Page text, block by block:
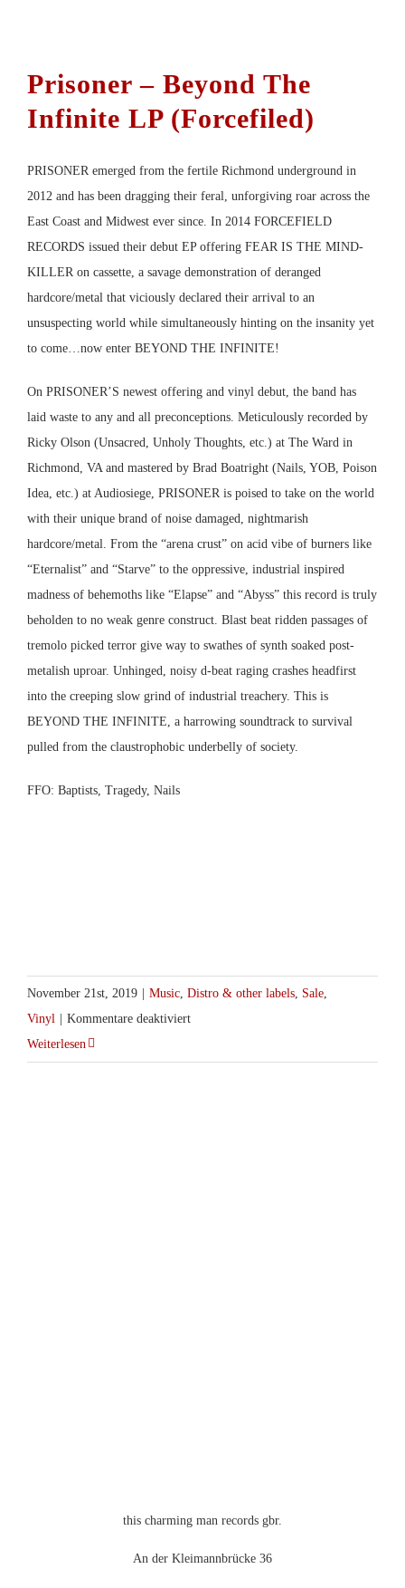
Prisoner – Beyond The
Infinite LP (Forcefiled)
PRISONER emerged from the fertile Richmond underground in
2012 and has been dragging their feral, unforgiving roar across the
East Coast and Midwest ever since. In 2014 FORCEFIELD
RECORDS issued their debut EP offering FEAR IS THE MIND-
KILLER on cassette, a savage demonstration of deranged
hardcore/metal that viciously declared their arrival to an
unsuspecting world while simultaneously hinting on the insanity yet
to come…now enter BEYOND THE INFINITE!
On PRISONER’S newest offering and vinyl debut, the band has
laid waste to any and all preconceptions. Meticulously recorded by
Ricky Olson (Unsacred, Unholy Thoughts, etc.) at The Ward in
Richmond, VA and mastered by Brad Boatright (Nails, YOB, Poison
Idea, etc.) at Audiosiege, PRISONER is poised to take on the world
with their unique brand of noise damaged, nightmarish
hardcore/metal. From the “arena crust” on acid vibe of burners like
“Eternalist” and “Starve” to the oppressive, industrial inspired
madness of behemoths like “Elapse” and “Abyss” this record is truly
beholden to no weak genre construct. Blast beat ridden passages of
tremolo picked terror give way to swathes of synth soaked post-
metalish uproar. Unhinged, noisy d-beat raging crashes headfirst
into the creeping slow grind of industrial treachery. This is
BEYOND THE INFINITE, a harrowing soundtrack to survival
pulled from the claustrophobic underbelly of society.
FFO: Baptists, Tragedy, Nails
November 21st, 2019 | Music Distro & other labels Sale
Vinyl | Kommentare deaktiviertfür
Weiterlesen
this charming man records gbr.
An der Kleimannbrücke 36